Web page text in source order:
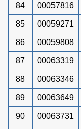
84 00057816
85 00059271
86 00059808
87 00063319
88 00063346
89 00063649
90 00063731